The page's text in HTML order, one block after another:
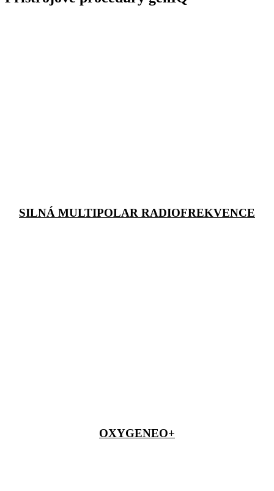
SILNÁ MULTIPOLAR RADIOFREKVENCE
OXYGENEO+